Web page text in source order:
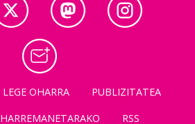
LEGE OHARRA
PUBLIZITATEA
HARREMANETARAKO RSS